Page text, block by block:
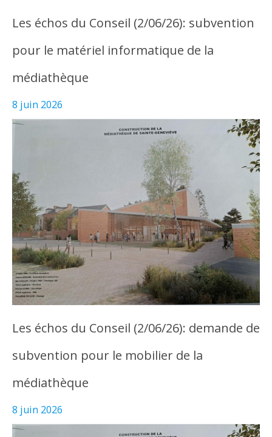
Les échos du Conseil (2/06/26): subvention
pour le matériel informatique de la
médiathèque
8 juin 2026
Les échos du Conseil (2/06/26): demande de
subvention pour le mobilier de la
médiathèque
8 juin 2026